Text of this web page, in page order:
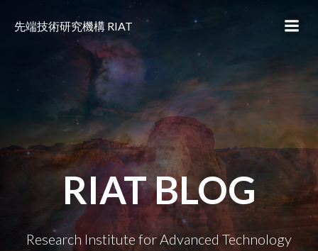
ス
キ
ッ
プ
先端技術研究機構 RIAT
RIAT BLOG
Research Institute for Advanced Technology